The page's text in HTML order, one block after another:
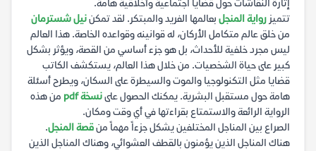
إثارة النقاشات حول قضايا اجتماعية وأخلاقية هامة.
تتميز رواية المنجل بعالمها الفريد والمبتكر. لقد تمكننيل شسترمان
من خلق عالم متكامل الأركان، له قوانينه وقواعده الخاصة. هذا العالم
ليس مجرد خلفية للأحداث، بل هو جزء أساسي من القصة، ويؤثر بشكل
كبير على حياة الشخصيات. من خلال هذا العالم، يستكشف الكاتب
قضايا مثل التكنولوجيا والموت والسيطرة على السكان، ويطرح أسئلة
هامة حول مستقبل البشرية. يمكنك الحصول علىنسخة pdf
من هذه
الرواية الرائعة والاستمتاع بقراءتها في أي وقت ومكان.
الصراع بين المناجل المختلفين يشكل جزءاً مهماً منقصة المنجل.
هناك المناجل الذين يؤمنون بالقطف العشوائي، وهناك المناجل الذين